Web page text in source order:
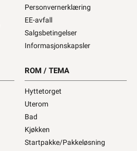
Personvernerklæring
EE-avfall
Salgsbetingelser
Informasjonskapsler
ROM / TEMA
Hyttetorget
Uterom
Bad
Kjøkken
Startpakke/Pakkeløsning